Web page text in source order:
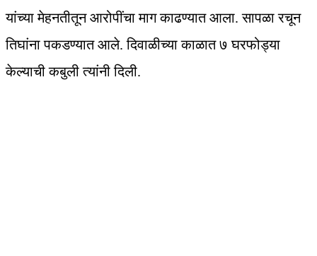
यांच्या मेहनतीतून आरोपींचा माग काढण्यात आला. सापळा रचून
तिघांना पकडण्यात आले. दिवाळीच्या काळात ७ घरफोड्या
केल्याची कबुली त्यांनी दिली.